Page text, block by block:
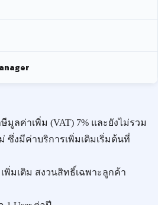
ลค่าเพิ่ม (VAT) 7% และยังไม่รวม
ซึ่งมีค่าบริการเพิ่มเติมเริ่มต้นที่
เพิ่มเติม สงวนสิทธิ์เฉพาะลูกค้า